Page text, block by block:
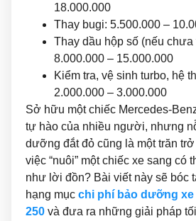
18.000.000
Thay bugi: 5.500.000 –
Thay dầu hộp số (nếu chưa
8.000.000 – 15.000.000
Kiểm tra, vệ sinh turbo, hệ
2.000.000 – 3.000.000
Sở hữu một chiếc Mercedes-
tự hào của nhiều người, nhưng
dưỡng đắt đỏ cũng là một trăn
việc “nuôi” một chiếc xe sang có
như lời đồn? Bài viết này sẽ bóc
hạng mục chi phí bảo dưỡng xe
250 và đưa ra những giải pháp